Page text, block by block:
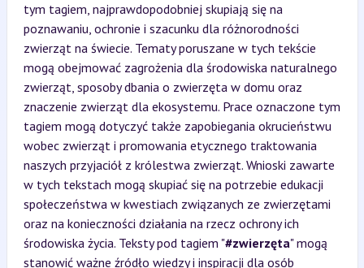
tym tagiem, najprawdopodobniej skupiają się na
poznawaniu, ochronie i szacunku dla różnorodności
zwierząt na świecie. Tematy poruszane w tych tekście
mogą obejmować zagrożenia dla środowiska naturalnego
zwierząt, sposoby dbania o zwierzęta w domu oraz
znaczenie zwierząt dla ekosystemu. Prace oznaczone tym
tagiem mogą dotyczyć także zapobiegania okrucieństwu
wobec zwierząt i promowania etycznego traktowania
naszych przyjaciół z królestwa zwierząt. Wnioski zawarte
w tych tekstach mogą skupiać się na potrzebie edukacji
społeczeństwa w kwestiach związanych ze zwierzętami
oraz na konieczności działania na rzecz ochrony ich
środowiska życia. Teksty pod tagiem "#zwierzęta" mogą
stanowić ważne źródło wiedzy i inspiracji dla osób